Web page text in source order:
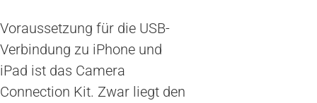
Voraussetzung für die USB-
Verbindung zu iPhone und
iPad ist das Camera
Connection Kit. Zwar liegt den